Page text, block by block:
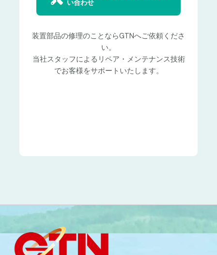
い合わせ
装置部品の修理のことならGTNへご依頼くださ
い。
当社スタッフによるリペア・メンテナンス技術
でお客様をサポートいたします。